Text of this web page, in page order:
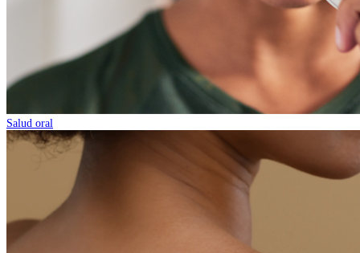
Salud oral